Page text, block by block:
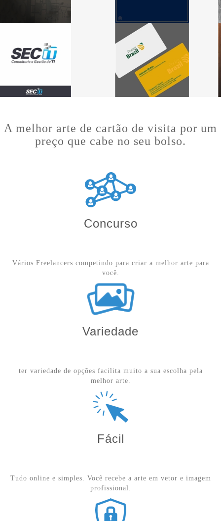
A melhor arte de cartão de visita por um
preço que cabe no seu bolso.
Concurso
Vários Freelancers competindo para criar a melhor arte para
você.
Variedade
ter variedade de opções facilita muito a sua escolha pela
melhor arte.
Fácil
Tudo online e simples. Você recebe a arte em vetor e imagem
profissional.